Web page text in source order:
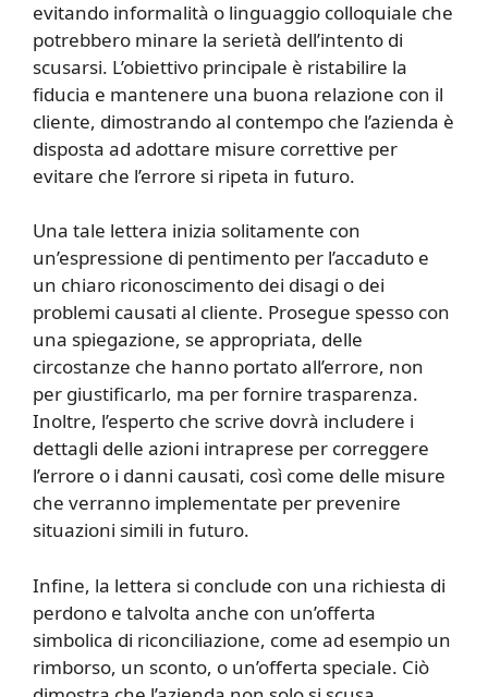
evitando informalità o linguaggio colloquiale che
potrebbero minare la serietà dell’intento di
scusarsi. L’obiettivo principale è ristabilire la
fiducia e mantenere una buona relazione con il
cliente, dimostrando al contempo che l’azienda è
disposta ad adottare misure correttive per
evitare che l’errore si ripeta in futuro.
Una tale lettera inizia solitamente con
un’espressione di pentimento per l’accaduto e
un chiaro riconoscimento dei disagi o dei
problemi causati al cliente. Prosegue spesso con
una spiegazione, se appropriata, delle
circostanze che hanno portato all’errore, non
per giustificarlo, ma per fornire trasparenza.
Inoltre, l’esperto che scrive dovrà includere i
dettagli delle azioni intraprese per correggere
l’errore o i danni causati, così come delle misure
che verranno implementate per prevenire
situazioni simili in futuro.
Infine, la lettera si conclude con una richiesta di
perdono e talvolta anche con un’offerta
simbolica di riconciliazione, come ad esempio un
rimborso, un sconto, o un’offerta speciale. Ciò